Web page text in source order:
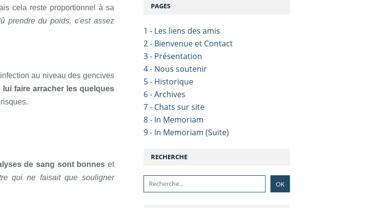
cela reste proportionnel à sa
prendre du poids, c'est assez
au niveau des gencives
faire arracher les quelques
de sang sont bonnes et
qui ne faisait que souligner
RECHERCHE
PAGES
1 - Les liens des amis
2 - Bienvenue et Contact
3 - Présentation
4 - Nous soutenir
5 - Historique
6 - Archives
7 - Chats sur site
8 - In Memoriam
9 - In Memoriam (Suite)